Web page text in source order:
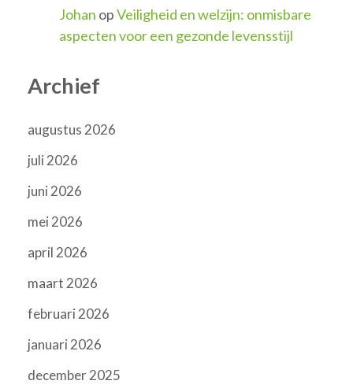
Johan opVeiligheid en welzijn: onmisbare
aspecten voor een gezonde levensstijl
Archief
augustus 2026
juli 2026
juni 2026
mei 2026
april 2026
maart 2026
februari 2026
januari 2026
december 2025